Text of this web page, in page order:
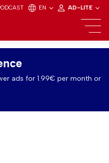
EN AD-LITE
ads for 1.99€ per month or